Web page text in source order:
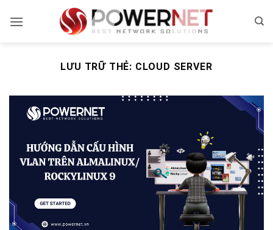
qua
LƯU TRỮ THẺ: CLOUD SERVER